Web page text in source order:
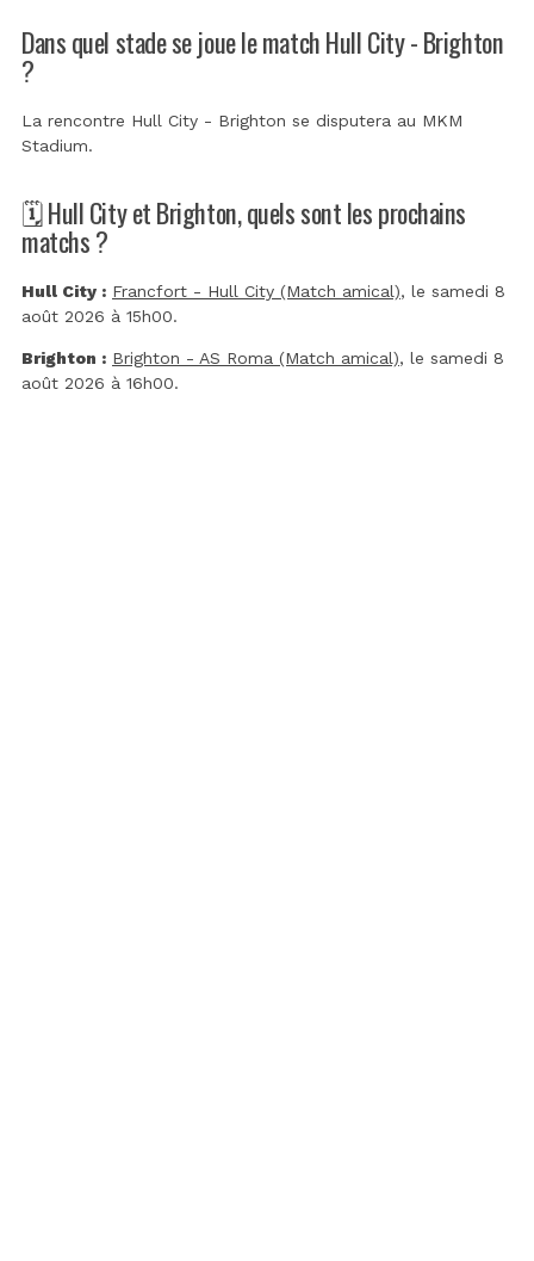
Dans quel stade se joue le match Hull City - Brighton
?
La rencontre Hull City - Brighton se disputera au MKM
Stadium.
🗓️ Hull City et Brighton, quels sont les prochains
matchs ?
Hull City : Francfort - Hull City (Match amical), le samedi 8
août 2026 à 15h00.
Brighton : Brighton - AS Roma (Match amical), le samedi 8
août 2026 à 16h00.